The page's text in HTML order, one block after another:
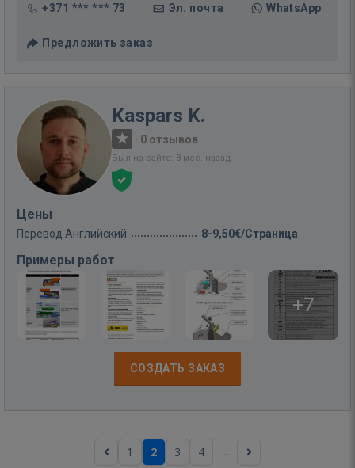
+371 *** *** 73 Эл. почта WhatsApp
Предложить заказ
Kaspars K.
· 0 отзывов
Был на сайте: 8 мес. назад
Цены
Перевод Английский 8-9,50€/Страница
Примеры работ
+7
СОЗДАТЬ ЗАКАЗ
1 2 3 4 ...